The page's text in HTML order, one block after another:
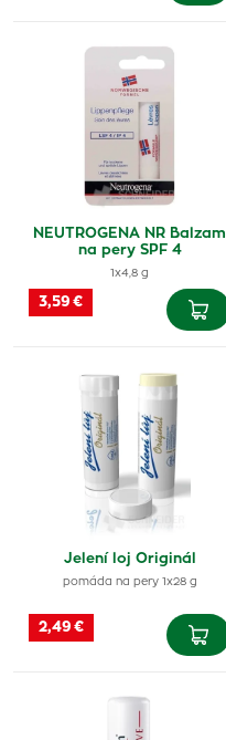
NEUTROGENA NR Balzam
na pery SPF 4
1x4,8 g
3,59 €
Jelení loj Originál
pomáda na pery 1x28 g
2,49 €